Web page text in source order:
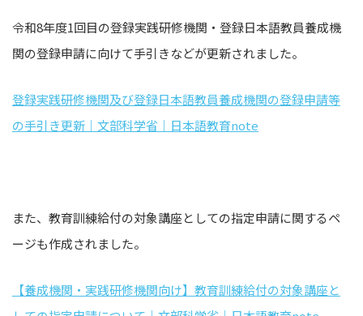
令和8年度1回目の登録実践研修機関・登録日本語教員養成機
関の登録申請に向けて手引きなどが更新されました。
登録実践研修機関及び登録日本語教員養成機関の登録申請等
の手引き更新｜文部科学省｜日本語教育note
また、教育訓練給付の対象講座としての指定申請に関するペ
ージも作成されました。
【養成機関・実践研修機関向け】教育訓練給付の対象講座と